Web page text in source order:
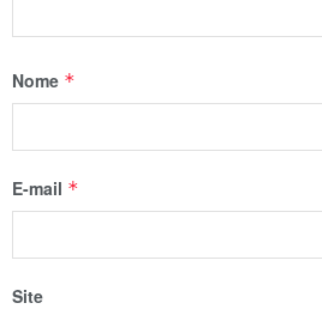
Nome *
E-mail *
Site